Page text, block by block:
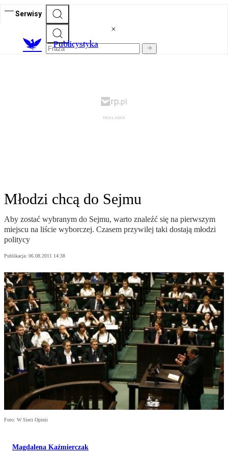
Serwisy
Publicystyka
Młodzi chcą do Sejmu
Aby zostać wybranym do Sejmu, warto znaleźć się na pierwszym
miejscu na liście wyborczej. Czasem przywilej taki dostają młodzi
politycy
Publikacja: 06.08.2011 14:38
Foto: W Sieci Opinii
Magdalena Kaźmierczak